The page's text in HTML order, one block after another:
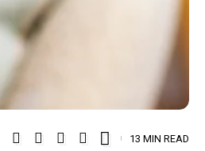
13 MIN READ